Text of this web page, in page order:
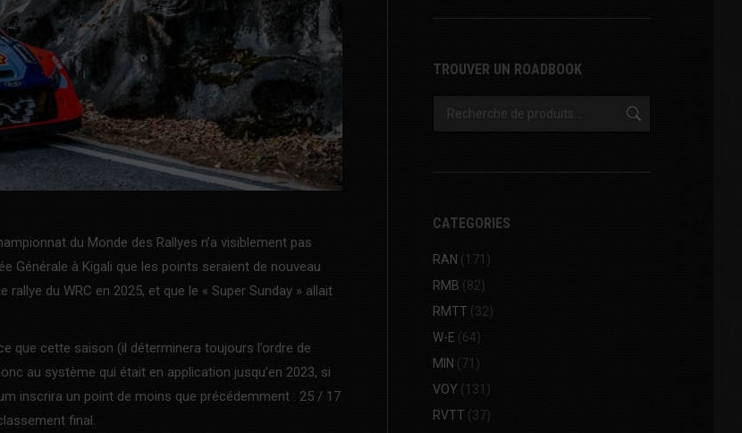
du Monde des Rallyes n’a visiblement pas
Générale à Kigali que les points seraient de nouveau
du WRC en 2025, et que le « Super Sunday » allait
que cette saison (il déterminera toujours l’ordre de
au système qui était en application jusqu’en 2023, si
inscrira un point de moins que précédemment : 25 / 17
final.
TROUVER UN ROADBOOK
CATEGORIES
RAN (171)
RMB (82)
RMTT (32)
W-E (64)
MIN (71)
VOY (131)
RVTT (37)